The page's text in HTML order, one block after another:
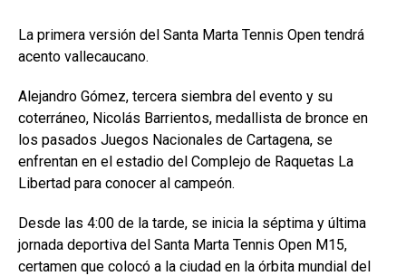
La primera versión del Santa Marta Tennis Open tendrá
acento vallecaucano.
Alejandro Gómez, tercera siembra del evento y su
coterráneo, Nicolás Barrientos, medallista de bronce en
los pasados Juegos Nacionales de Cartagena, se
enfrentan en el estadio del Complejo de Raquetas La
Libertad para conocer al campeón.
Desde las 4:00 de la tarde, se inicia la séptima y última
jornada deportiva del Santa Marta Tennis Open M15,
certamen que colocó a la ciudad en la órbita mundial del